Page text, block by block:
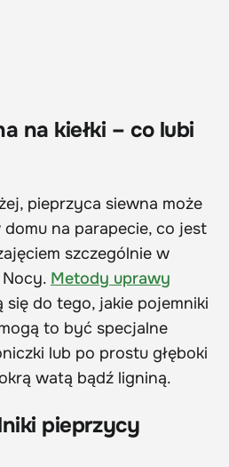
na kiełki – co lubi
pieprzyca siewna może
na parapecie, co jest
szczególnie w
Metody uprawy
się do tego, jakie pojemniki
to być specjalne
lub po prostu głęboki
watą bądź ligniną.
pieprzycy